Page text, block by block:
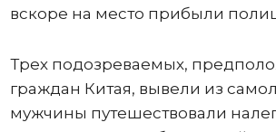
вскоре на место прибыли
Трех подозреваемых,
граждан Китая, вывели из
мужчины путешествовали